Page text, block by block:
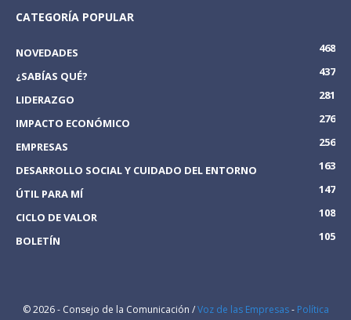
CATEGORÍA POPULAR
NOVEDADES
468
¿SABÍAS QUÉ?
437
LIDERAZGO
281
IMPACTO ECONÓMICO
276
EMPRESAS
256
DESARROLLO SOCIAL Y CUIDADO DEL ENTORNO
163
ÚTIL PARA MÍ
147
CICLO DE VALOR
108
BOLETÍN
105
© 2026 - Consejo de la Comunicación /Voz de las Empresas- Política